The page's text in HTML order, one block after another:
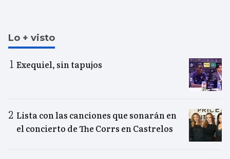
Lo + visto
Exequiel, sin tapujos
Lista con las canciones que sonarán en
el concierto de The Corrs en Castrelos